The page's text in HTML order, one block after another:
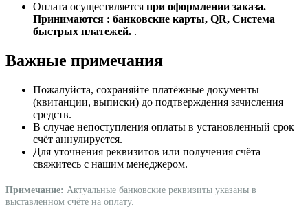
Оплата осуществляется при оформлении заказа.
Принимаются : банковские карты, QR, Система
быстрых платежей. .
Важные примечания
Пожалуйста, сохраняйте платёжные документы
(квитанции, выписки) до подтверждения зачисления
средств.
В случае непоступления оплаты в установленный срок
счёт аннулируется.
Для уточнения реквизитов или получения счёта
свяжитесь с нашим менеджером.
Примечание: Актуальные банковские реквизиты указаны в
выставленном счёте на оплату.